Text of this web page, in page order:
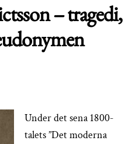
– tragedi,
Under det sena 1800-
talets ”Det moderna